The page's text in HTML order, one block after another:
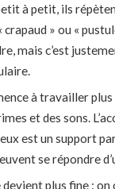
à petit, ils
crapaud » ou «
mais c’est
à travailler
et des sons.
est un support
se répondre
devient plus fine :